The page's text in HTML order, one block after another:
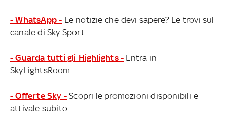
- WhatsApp - Le notizie che devi sapere? Le trovi sul
canale di Sky Sport
- Guarda tutti gli Highlights - Entra in
SkyLightsRoom
- Offerte Sky - Scopri le promozioni disponibili e
attivale subito